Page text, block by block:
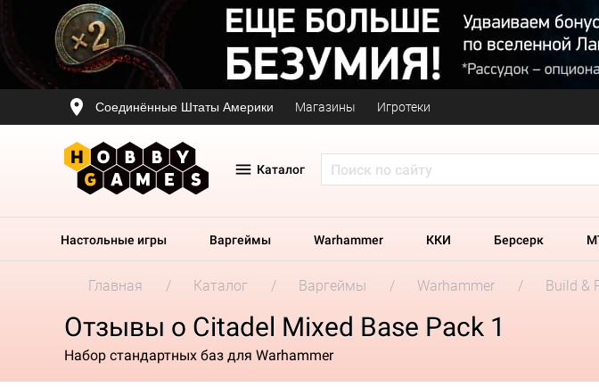
Соединённые Штаты Америки Магазины Игротеки
Каталог
Настольные игры Варгеймы Warhammer ККИ Берсерк
Главная Каталог Варгеймы Warhammer Build &
Отзывы о Citadel Mixed Base Pack 1
Набор стандартных баз для Warhammer